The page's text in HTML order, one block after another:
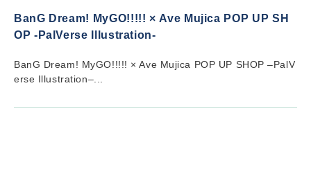
BanG Dream! MyGO!!!!! × Ave Mujica POP UP SH
OP -PalVerse Illustration-
BanG Dream! MyGO!!!!! × Ave Mujica POP UP SHOP –PalV
erse Illustration–...